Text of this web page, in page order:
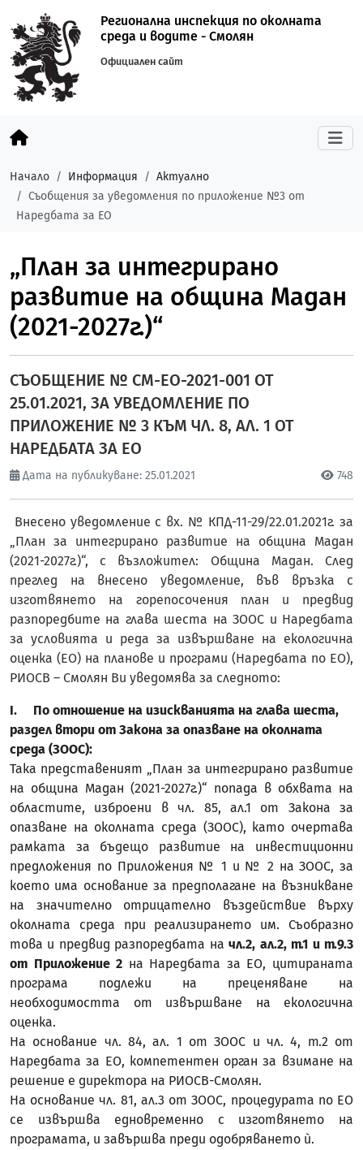
Регионална инспекция по околната
среда и водите - Смолян
Официален сайт
Начало Информация
Актуално
Съобщения за уведомления по приложение №3 от
Наредбата за ЕО
„План за интегрирано
развитие на община Мадан
(2021-2027г.)“
СЪОБЩЕНИЕ № CM-ЕО-2021-001 ОТ
25.01.2021, ЗА УВЕДОМЛЕНИЕ ПО
ПРИЛОЖЕНИЕ № 3 КЪМ ЧЛ. 8, АЛ. 1 ОТ
НАРЕДБАТА ЗА ЕО
Дата на публикуване: 25.01.2021 748
Внесено уведомление с вх. № КПД-11-29/22.01.2021г. за
„План за интегрирано развитие на община Мадан
(2021-2027г.)“, с възложител: Община Мадан. След
преглед на внесено уведомление, във връзка с
изготвянето на горепосочения план и предвид
разпоредбите на глава шеста на ЗООС и Наредбата
за условията и реда за извършване на екологична
оценка (ЕО) на планове и програми (Наредбата по ЕО),
РИОСВ – Смолян Ви уведомява за следното:
I. По отношение на изискванията на глава шеста,
раздел втори от Закона за опазване на околната
среда (ЗООС):
Така представеният „План за интегрирано развитие
на община Мадан (2021-2027г.)“ попада в обхвата на
областите, изброени в чл. 85, ал.1 от Закона за
опазване на околната среда (ЗООС), като очертава
рамката за бъдещо развитие на инвестиционни
предложения по Приложения № 1 и № 2 на ЗООС, за
което има основание за предполагане на възникване
на значително отрицателно въздействие върху
околната среда при реализирането им. Съобразно
това и предвид разпоредбата начл.2, ал.2, т.1 и т.9.3
от Приложение 2 на Наредбата за ЕО, цитираната
програма подлежи на преценяване на
необходимостта от извършване на екологична
оценка.
На основание чл. 84, ал. 1 от ЗООС и чл. 4, т.2 от
Наредбата за ЕО, компетентен орган за взимане на
решение е директора на РИОСВ-Смолян.
На основание чл. 81, ал.3 от ЗООС, процедурата по ЕО
се извършва едновременно с изготвянето на
програмата, и завършва преди одобряването ѝ.